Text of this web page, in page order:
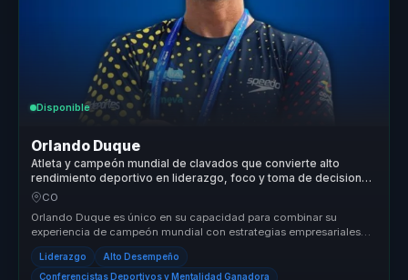
Disponible
Orlando Duque
Atleta y campeón mundial de clavados que convierte alto
rendimiento deportivo en liderazgo, foco y toma de decisiones
para líderes y equipos.
CO
Orlando Duque es único en su capacidad para combinar su
experiencia de campeón mundial con estrategias empresariales
efectivas. Su enfoqu...
Liderazgo Alto Desempeño
Conferencistas Deportivos y Mentalidad Ganadora